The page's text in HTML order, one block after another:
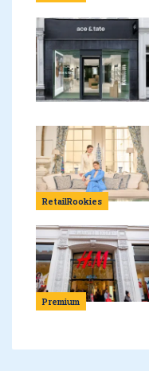
RetailRookies
Premium